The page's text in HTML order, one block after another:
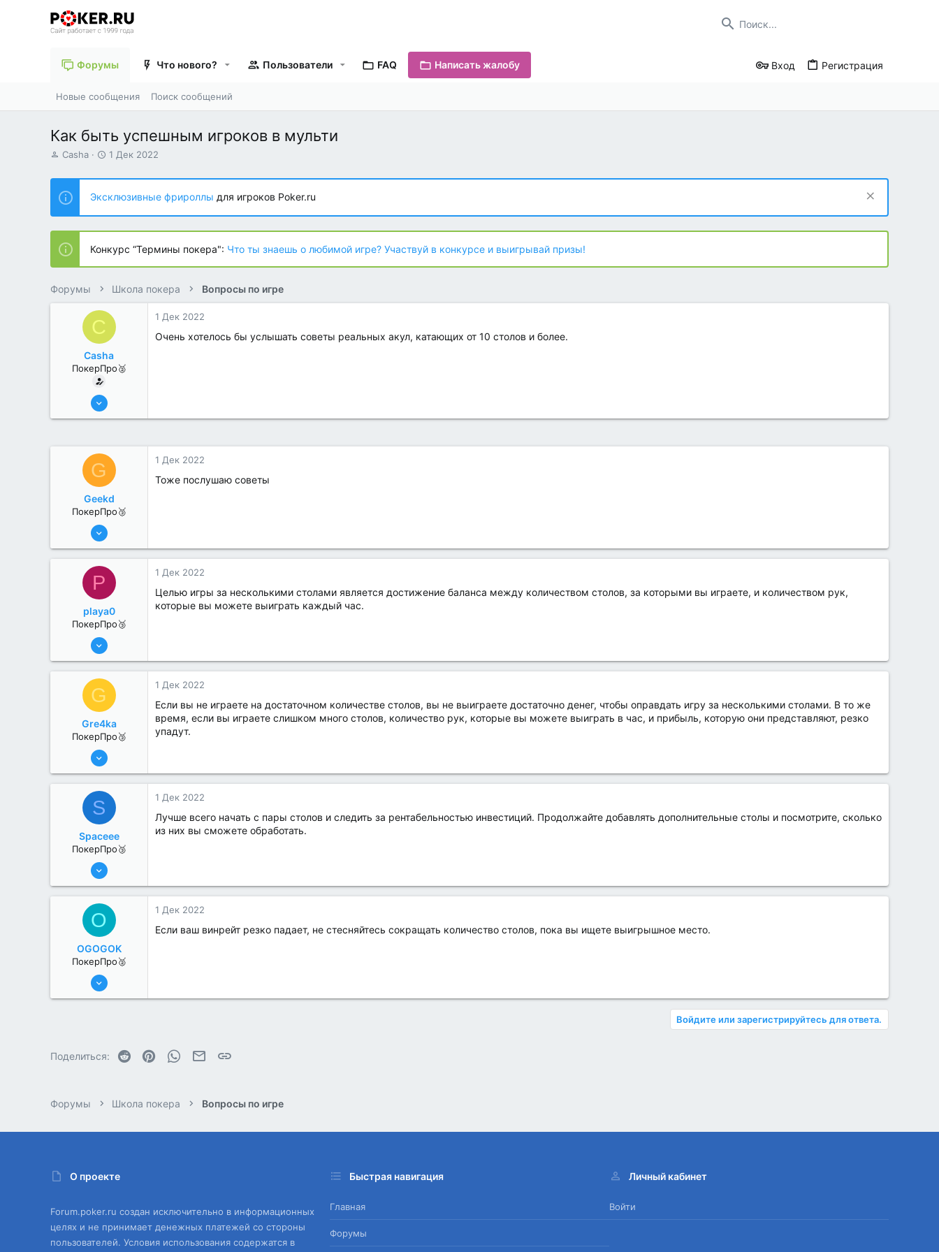
Форумы Что нового? Пользователи FAQ Написать жалобу Вход Регистрация
Новые сообщения Поиск сообщений
Как быть успешным игроков в мульти
А
т
о
р
т
е
м
ы
Casha
Д
т
н
а
ч
л
а
1 Дек 2022
Эксклюзивные фрироллы для игроков Poker.ru
Конкурс “Термины покера": Что ты знаешь о любимой игре? Участвуй в конкурсе и выигрывай призы!
Форумы Школа покера Вопросы по игре
C
Casha
ПокерПро🥈
13 Июн 2022
1 Дек 2022
Очень хотелось бы услышать советы реальных акул, катающих от 10 столов и более.
G
Geekd
ПокерПро🥉
11 Авг 2022
0
1 Дек 2022
Тоже послушаю советы
P
playa0
ПокерПро🥉
11 Авг 2022
0
1 Дек 2022
Целью игры за несколькими столами является достижение баланса между количеством столов, за которыми вы играете, и количеством рук,
которые вы можете выиграть каждый час.
G
Gre4ka
ПокерПро🥉
11 Авг 2022
0
1 Дек 2022
Если вы не играете на достаточном количестве столов, вы не выиграете достаточно денег, чтобы оправдать игру за несколькими столами. В то же
время, если вы играете слишком много столов, количество рук, которые вы можете выиграть в час, и прибыль, которую они представляют, резко
упадут.
S
Spaceee
ПокерПро🥉
11 Авг 2022
1
1 Дек 2022
Лучше всего начать с пары столов и следить за рентабельностью инвестиций. Продолжайте добавлять дополнительные столы и посмотрите, сколько
из них вы сможете обработать.
O
OGOGOK
ПокерПро🥈
11 Авг 2022
1 Дек 2022
Если ваш винрейт резко падает, не стесняйтесь сокращать количество столов, пока вы ищете выигрышное место.
Войдите или зарегистрируйтесь для ответа.
Поделиться: Reddit PinterestWhatsAppЭлектронная почта
Форумы Школа покера Вопросы по игре
О проекте
Forum.poker.ru создан исключительно в информационных
целях и не принимает денежных платежей со стороны
пользователей. Условия использования содержатся в
Быстрая навигация
Главная
Форумы
Личный кабинет
Войти